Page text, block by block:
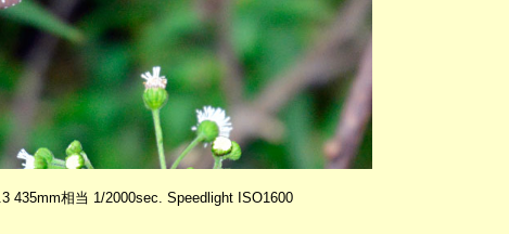
435mm相当 1/2000sec. Speedlight ISO1600